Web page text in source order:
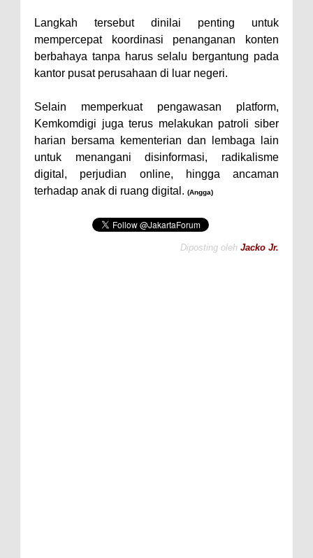
Langkah tersebut dinilai penting untuk
mempercepat koordinasi penanganan konten
berbahaya tanpa harus selalu bergantung pada
kantor pusat perusahaan di luar negeri.
Selain memperkuat pengawasan platform,
Kemkomdigi juga terus melakukan patroli siber
harian bersama kementerian dan lembaga lain
untuk menangani disinformasi, radikalisme
digital, perjudian online, hingga ancaman
terhadap anak di ruang digital. (Angga)
Diposting oleh Jacko Jr.